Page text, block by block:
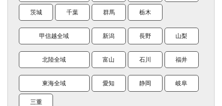
茨城 千葉 群馬 栃木
甲信越全域 新潟 長野 山梨
北陸全域 富山 石川 福井
東海全域 愛知 静岡 岐阜
三重